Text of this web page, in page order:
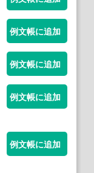
例文帳に追加
例文帳に追加
例文帳に追加
例文帳に追加